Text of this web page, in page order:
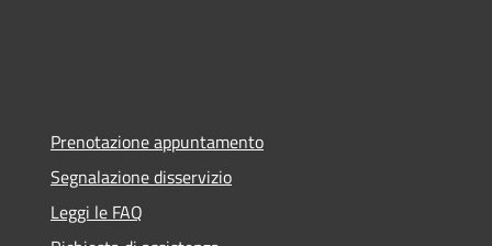
Prenotazione appuntamento
Segnalazione disservizio
Leggi le FAQ